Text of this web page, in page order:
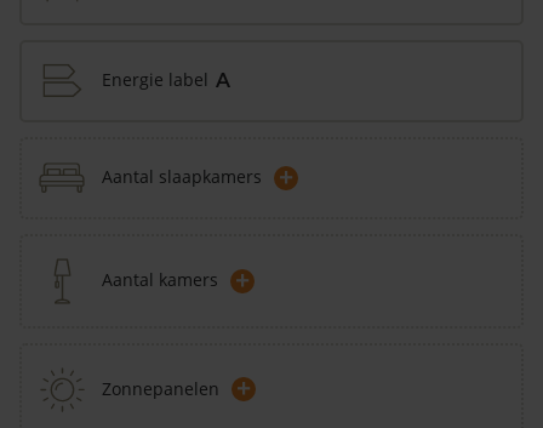
Energie label A
Aantal slaapkamers +
Aantal kamers +
Zonnepanelen +